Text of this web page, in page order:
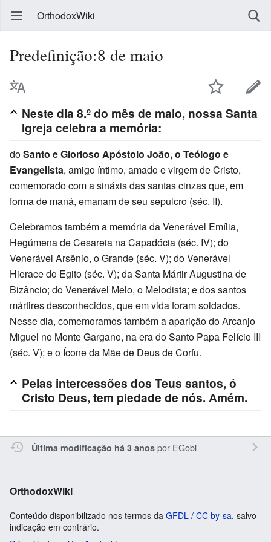
OrthodoxWiki
Predefinição:8 de maio
Neste dia 8.º do mês de maio, nossa Santa
Igreja celebra a memória:
doSanto e Glorioso Apóstolo João, o Teólogo e
Evangelista, amigo íntimo, amado e virgem de Cristo,
comemorado com a sináxis das santas cinzas que, em
forma de maná, emanam de seu sepulcro (séc. II).
Celebramos também a memória da Venerável Emília,
Hegúmena de Cesareia na Capadócia (séc. IV); do
Venerável Arsênio, o Grande (séc. V); do Venerável
Hierace do Egito (séc. V); da Santa Mártir Augustina de
Bizâncio; do Venerável Melo, o Melodista; e dos santos
mártires desconhecidos, que em vida foram soldados.
Nesse dia, comemoramos também a aparição do Arcanjo
Miguel no Monte Gargano, na era do Santo Papa Felício III
(séc. V); e o Ícone da Mãe de Deus de Corfu.
Pelas intercessões dos Teus santos, ó
Cristo Deus, tem piedade de nós. Amém.
Última modificação há 3 anospor EGobi
OrthodoxWiki
Conteúdo disponibilizado nos termos da GFDL / CC by-sa, salvo
indicação em contrário.